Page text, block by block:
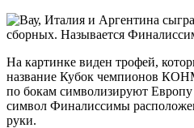
На картинке виден трофей,
название Кубок чемпионов
по бокам символизируют
символ Финалиссимы
руки.